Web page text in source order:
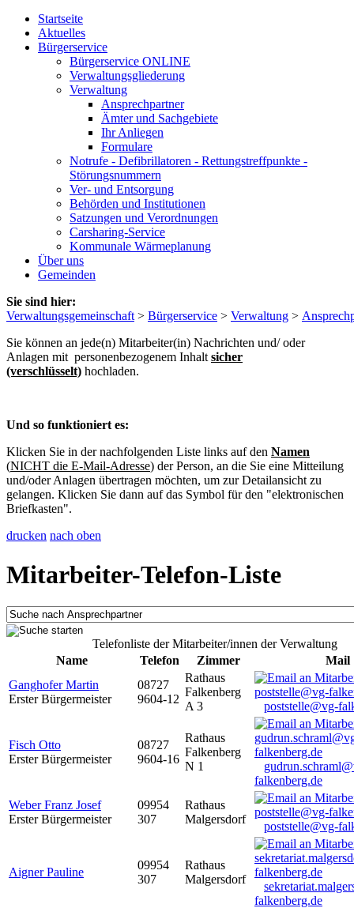
Startseite
Aktuelles
Bürgerservice
Bürgerservice ONLINE
Verwaltungsgliederung
Verwaltung
Ansprechpartner
Ämter und Sachgebiete
Ihr Anliegen
Formulare
Notrufe - Defibrillatoren - Rettungstreffpunkte -
Störungsnummern
Ver- und Entsorgung
Behörden und Institutionen
Satzungen und Verordnungen
Carsharing-Service
Kommunale Wärmeplanung
Über uns
Gemeinden
Sie sind hier:
Verwaltungsgemeinschaft > Bürgerservice > Verwaltung >
Sie können an jede(n) Mitarbeiter(in) Nachrichten und/ oder
Anlagen mit personenbezogenem Inhalt sicher
(verschlüsselt) hochladen.
Und so funktioniert es:
Klicken Sie in der nachfolgenden Liste links auf den Namen
(NICHT die E-Mail-Adresse) der Person, an die Sie eine Mitteilung
und/oder Anlagen übertragen möchten, um zur Detailansicht zu
gelangen. Klicken Sie dann auf das Symbol für den "elektronischen
Briefkasten".
drucken nach oben
Mitarbeiter-Telefon-Liste
Telefonliste der Mitarbeiter/innen der Verwaltung
Name
Telefon Zimmer
Mail
Ganghofer Martin
Erster Bürgermeister
08727
9604-12
Rathaus
Falkenberg
A 3
poststelle@vg-
Fisch Otto
Erster Bürgermeister
08727
9604-16
Rathaus
Falkenberg
N 1
falkenberg.de
Weber Franz Josef
Erster Bürgermeister
09954
307
Rathaus
Malgersdorf
poststelle@vg-
Aigner Pauline
09954
307
Rathaus
Malgersdorf
falkenberg.de